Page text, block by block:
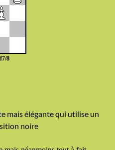
8
mais élégante qui utilise un
noire